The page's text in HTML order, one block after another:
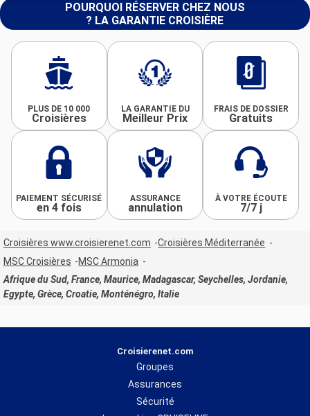
POURQUOI RÉSERVER CHEZ NOUS
? LA GARANTIE CROISIÈRE
PLUS DE 10 000
Croisières
LA GARANTIE DU
Meilleur Prix
FRAIS DE DOSSIER
Gratuits
PAIEMENT SÉCURISÉ
en 4 fois
ASSURANCE
annulation
À VOTRE ÉCOUTE
7/7 j
Croisières www.croisierenet.com
Croisières Méditerranée
MSC Croisières
MSC Armonia
Afrique du Sud, France, Maurice, Madagascar, Seychelles, Jordanie,
Egypte, Grèce, Croatie, Monténégro, Italie
Croisierenet.com
Groupes
Assurances
Sécurité